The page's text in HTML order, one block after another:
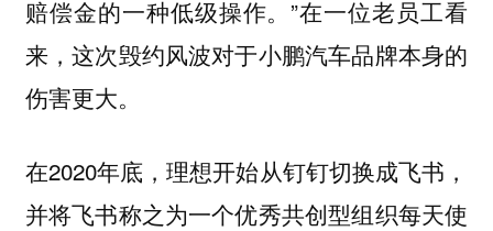
赔偿金的一种低级操作。”在一位老员工看
来，这次毁约风波对于小鹏汽车品牌本身的
伤害更大。
在2020年底，理想开始从钉钉切换成飞书，
并将飞书称之为一个优秀共创型组织每天使